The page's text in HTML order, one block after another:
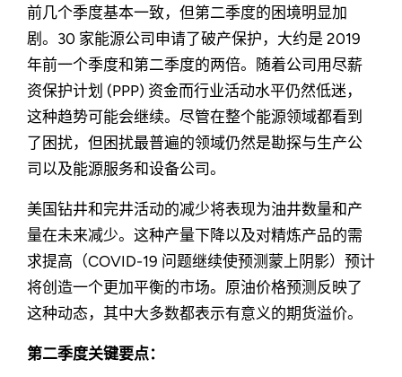
前几个季度基本一致，但第二季度的困境明显加
剧。30 家能源公司申请了破产保护，大约是 2019
年前一个季度和第二季度的两倍。随着公司用尽薪
资保护计划 (PPP) 资金而行业活动水平仍然低迷，
这种趋势可能会继续。尽管在整个能源领域都看到
了困扰，但困扰最普遍的领域仍然是勘探与生产公
司以及能源服务和设备公司。
美国钻井和完井活动的减少将表现为油井数量和产
量在未来减少。这种产量下降以及对精炼产品的需
求提高（COVID-19 问题继续使预测蒙上阴影）预计
将创造一个更加平衡的市场。原油价格预测反映了
这种动态，其中大多数都表示有意义的期货溢价。
第二季度关键要点：